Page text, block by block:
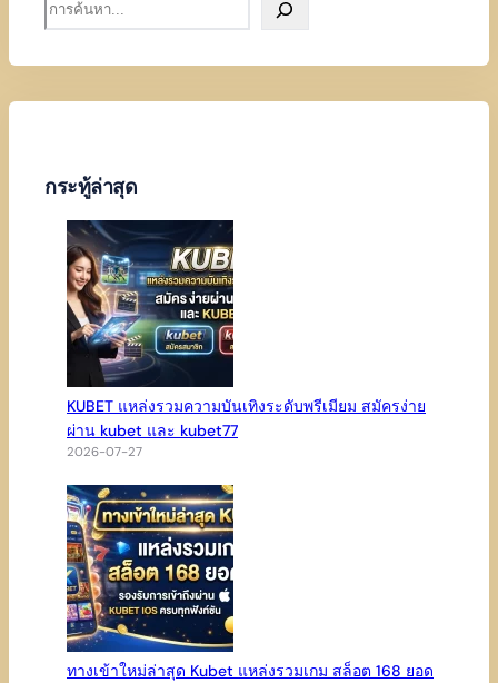
e
c
กระทู้ล่าสุด
KUBET แหล่งรวมความบันเทิงระดับพรีเมียม สมัครง่าย
ผ่าน kubet และ kubet77
2026-07-27
ทางเข้าใหม่ล่าสุด Kubet แหล่งรวมเกม สล็อต 168 ยอด